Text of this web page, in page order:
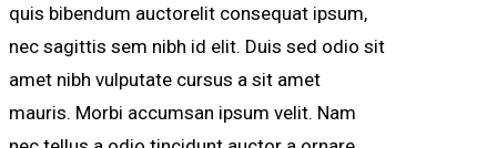
quis bibendum auctorelit consequat ipsum,
nec sagittis sem nibh id elit. Duis sed odio sit
amet nibh vulputate cursus a sit amet
mauris. Morbi accumsan ipsum velit. Nam